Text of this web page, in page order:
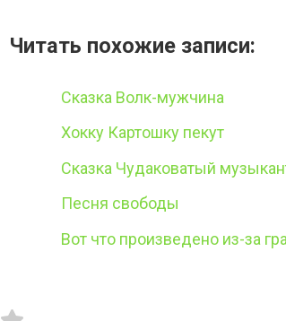
Читать похожие записи:
Сказка Волк-мужчина
Хокку Картошку пекут
Сказка Чудаковатый
Песня свободы
Вот что произведено из-за